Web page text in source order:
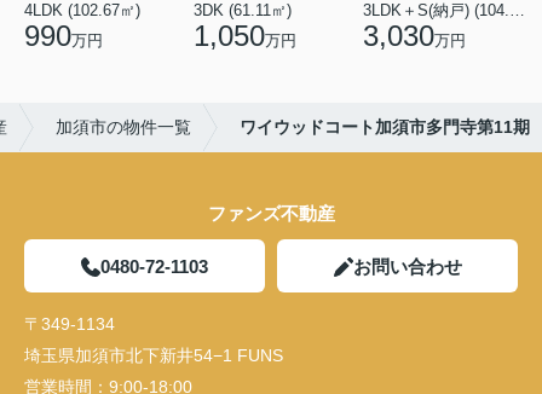
4LDK (102.67㎡)
990万円
3DK (61.11㎡)
1,050万円
3LDK＋S(納戸) (104.33㎡)
3,030万円
加須市の物件一覧 ワイウッドコート加須市多門寺第11期
ファンズ不動産
0480-72-1103 お問い合わせ
〒349-1134
埼玉県加須市北下新井54−1 FUNS
営業時間： 9:00-18:00